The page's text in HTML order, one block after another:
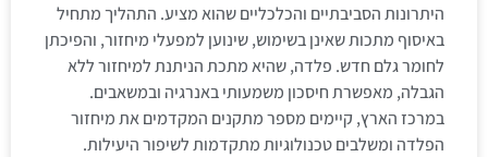
היתרונות הסביבתיים והכלכליים שהוא מציע. התהליך מתחיל
באיסוף מתכות שאינן בשימוש, שינוען למפעלי מיחזור, והפיכתן
לחומר גלם חדש. פלדה, שהיא מתכת הניתנת למיחזור ללא
הגבלה, מאפשרת חיסכון משמעותי באנרגיה ובמשאבים.
במרכז הארץ, קיימים מספר מתקנים המקדמים את מיחזור
הפלדה ומשלבים טכנולוגיות מתקדמות לשיפור היעילות.